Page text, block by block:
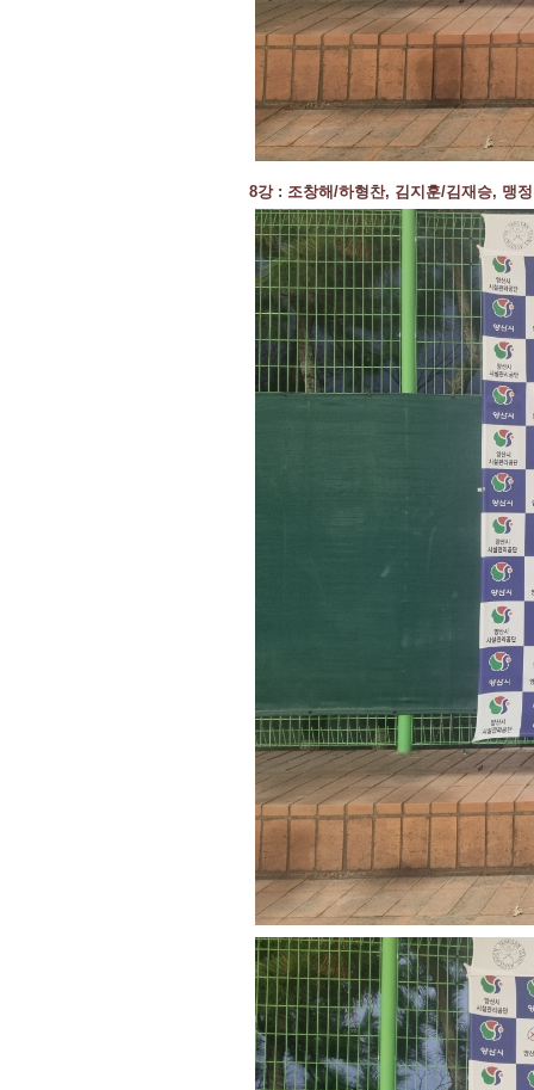
8강 : 조창해/하형찬, 김지훈/김재승, 맹